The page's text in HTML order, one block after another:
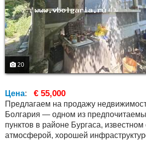
20
Цена: € 55,000
Предлагаем на продажу
Болгария — одном из предпочитаемых населённых
пунктов в районе Бургаса,
атмосферой, хорошей